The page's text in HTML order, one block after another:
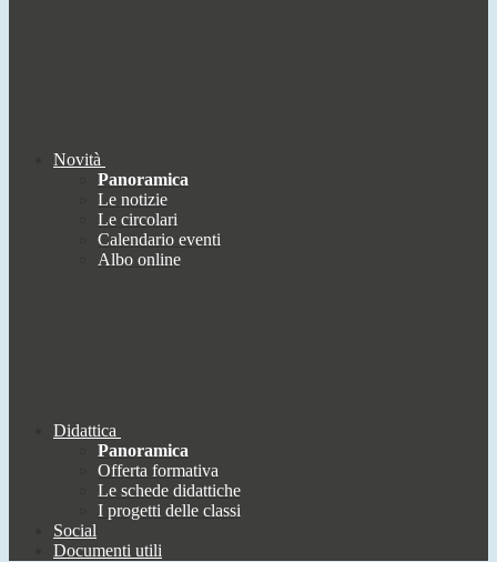
Novità
Panoramica
Le notizie
Le circolari
Calendario eventi
Albo online
Didattica
Panoramica
Offerta formativa
Le schede didattiche
I progetti delle classi
Social
Documenti utili